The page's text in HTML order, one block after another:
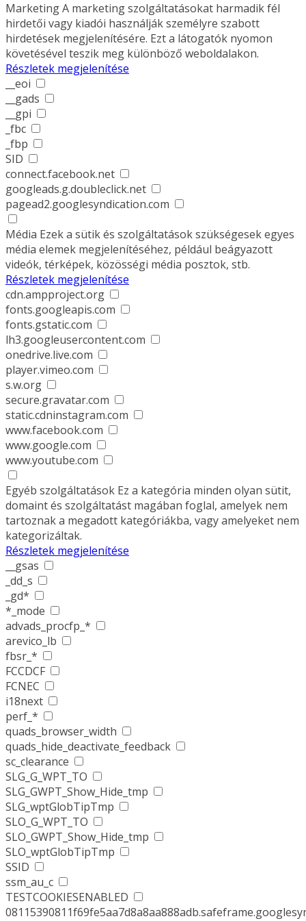
MarketingA marketing szolgáltatásokat harmadik fél
hirdetői vagy kiadói használják személyre szabott
hirdetések megjelenítésére. Ezt a látogatók nyomon
követésével teszik meg különböző weboldalakon.
Részletek megjelenítése
__eoi
__gads
__gpi
_fbc
_fbp
SID
connect.facebook.net
googleads.g.doubleclick.net
pagead2.googlesyndication.com
Média Ezek a sütik és szolgáltatások szükségesek egyes
média elemek megjelenítéséhez, például beágyazott
videók, térképek, közösségi média posztok, stb.
Részletek megjelenítése
cdn.ampproject.org
fonts.googleapis.com
fonts.gstatic.com
lh3.googleusercontent.com
onedrive.live.com
player.vimeo.com
s.w.org
secure.gravatar.com
static.cdninstagram.com
www.facebook.com
www.google.com
www.youtube.com
Egyéb szolgáltatások Ez a kategória minden olyan sütit,
domaint és szolgáltatást magában foglal, amelyek nem
tartoznak a megadott kategóriákba, vagy amelyeket nem
kategorizáltak.
Részletek megjelenítése
__gsas
_dd_s
_gd*
*_mode
advads_procfp_*
arevico_lb
fbsr_*
FCCDCF
FCNEC
i18next
perf_*
quads_browser_width
quads_hide_deactivate_feedback
sc_clearance
SLG_G_WPT_TO
SLG_GWPT_Show_Hide_tmp
SLG_wptGlobTipTmp
SLO_G_WPT_TO
SLO_GWPT_Show_Hide_tmp
SLO_wptGlobTipTmp
SSID
ssm_au_c
TESTCOOKIESENABLED